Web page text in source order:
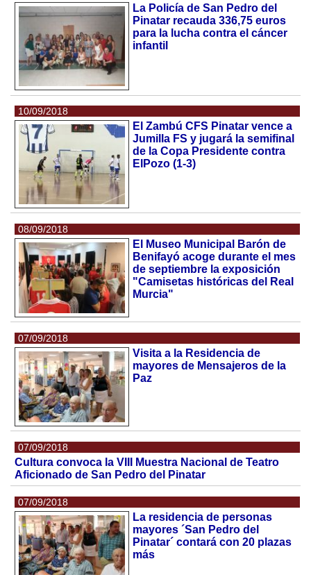
La Policía de San Pedro del
Pinatar recauda 336,75 euros
para la lucha contra el cáncer
infantil
10/09/2018
El Zambú CFS Pinatar vence a
Jumilla FS y jugará la semifinal
de la Copa Presidente contra
ElPozo (1-3)
08/09/2018
El Museo Municipal Barón de
Benifayó acoge durante el mes
de septiembre la exposición
"Camisetas históricas del Real
Murcia"
07/09/2018
Visita a la Residencia de
mayores de Mensajeros de la
Paz
07/09/2018
Cultura convoca la VIII Muestra Nacional de Teatro
Aficionado de San Pedro del Pinatar
07/09/2018
La residencia de personas
mayores ´San Pedro del
Pinatar´ contará con 20 plazas
más